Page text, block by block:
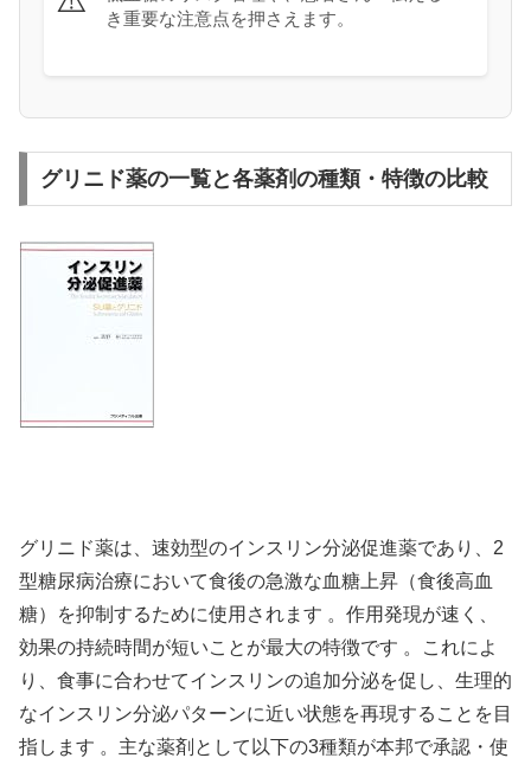
き重要な注意点を押さえます。
グリニド薬の一覧と各薬剤の種類・特徴の比較
グリニド薬は、速効型のインスリン分泌促進薬であり、2
型糖尿病治療において食後の急激な血糖上昇（食後高血
糖）を抑制するために使用されます 。作用発現が速く、
効果の持続時間が短いことが最大の特徴です 。これによ
り、食事に合わせてインスリンの追加分泌を促し、生理的
なインスリン分泌パターンに近い状態を再現することを目
指します 。主な薬剤として以下の3種類が本邦で承認・使